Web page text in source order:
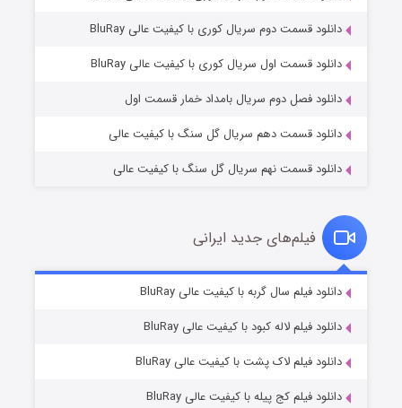
مردگان متحرک: شهر مرده ۳
قسمت۲ (زیرنویس) منتشر شد
قسمت۷ (زیرنویس) منتشر شد
دانلود قسمت دوم سریال کوری با کیفیت عالی BluRay
دانلود قسمت اول سریال کوری با کیفیت عالی BluRay
دانلود فصل دوم سریال بامداد خمار قسمت اول
دانلود قسمت دهم سریال گل سنگ با کیفیت عالی
دانلود قسمت نهم سریال گل سنگ با کیفیت عالی
فیلم‌های جدید ایرانی
دانلود فیلم سال گربه با کیفیت عالی BluRay
دانلود فیلم لاله کبود با کیفیت عالی BluRay
دانلود فیلم لاک پشت با کیفیت عالی BluRay
دانلود فیلم کج‌ پیله با کیفیت عالی BluRay